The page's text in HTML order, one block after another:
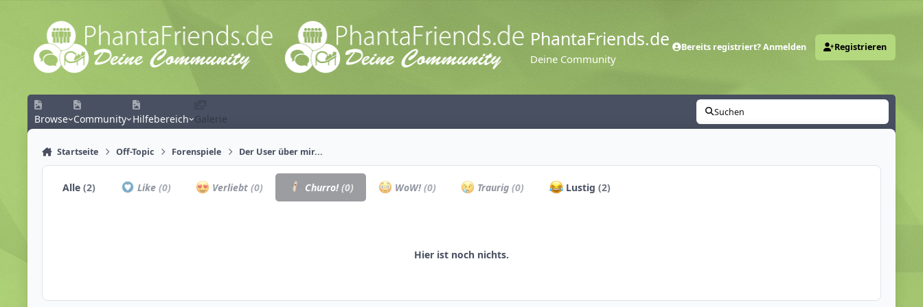
Zum Inhalt springen
PhantaFriends.de
Deine Community
Bereits registriert? Anmelden Registrieren
Browse Community Hilfebereich Galerie
Suchen
Startseite Off-Topic Forenspiele Der User über mir...
Alle(2) Like (0) Verliebt(0) Churro!(0) WoW!(0) Traurig(0) Lustig (2)
Hier ist noch nichts.